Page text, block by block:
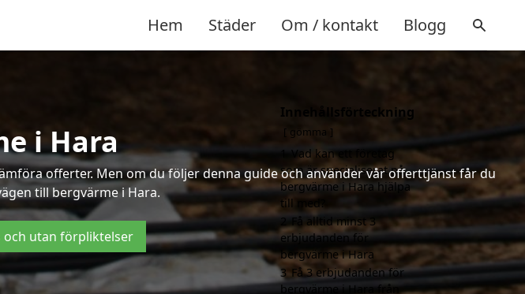
Hem Städer Om / kontakt Blogg
i Hara
offerter. Men om du följer denna guide och använder vår offerttjänst får du
till bergvärme i Hara.
och utan förpliktelser
Innehållsförteckning
gömma
1 Vad kan ett företag
som är specialiserat på
bergvärme i Hara hjälpa
till med?
2 Få alltid minst 3
erbjudanden för
bergvärme i Hara
3 Få 3 erbjudanden för
bergvärme i Hara från